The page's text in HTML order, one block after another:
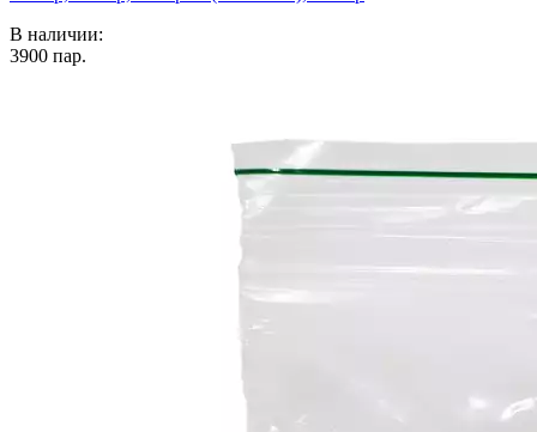
В наличии:
3900 пар.